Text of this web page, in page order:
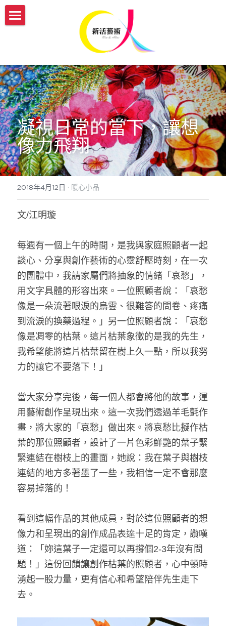
新活團隊介紹
傳承藝術服務方案
生命故事書
【機構據點】延緩模組與藝術輔療課程
【個人】藝術輔療團體課
【個人】到府藝術輔療
【政府企業】手作舒壓課程
【政府企業】工作坊
藝術輔療師介紹
開課與活動
【實體】傳承藝術帶領者培訓班
【線上】熟齡活動帶領師資培訓
【實體/線上】藝術輔療課程、生命故事書
年度開課一覽表
參與志工服務
媒體報導
新活部落格
ESG/CSR 企業服務
english
會員登入
色彩動物祝福卡
數位祝福轉盤
搜索
凝視日常的當下，讓想
像力飛翔
2018年4月12日 · 暖心小品
文/江明璇
每週有一個上午的時間，是我與家庭照顧者一起
談心、分享與創作藝術的心靈舒壓時刻，在一次
的團體中，我請家屬們將抽象的情緒「哀愁」，
用文字具體的形容出來。一位照顧者說：「哀愁
像是一朵流著眼淚的烏雲、很難答的問卷、疼痛
到流淚的換藥過程。」另一位照顧者說：「哀愁
像是凋零的枯葉。這片枯葉象徵的是我的先生，
我希望能將這片枯葉留在樹上久一點，所以我努
力的讓它不要落下！」
當大家分享完後，每一個人都會將他的故事，運
用藝術創作呈現出來。這一次我們透過羊毛氈作
畫，將大家的「哀愁」做出來。將哀愁比擬作枯
葉的那位照顧者，設計了一片色彩鮮艷的葉子緊
緊連結在樹枝上的畫面，她說：我在葉子與樹枝
連結的地方多著墨了一些，我相信一定不會那麼
容易掉落的！
看到這幅作品的其他成員，對於這位照顧者的想
像力和呈現出的創作成品表達十足的肯定，讚嘆
道：「妳這葉子一定還可以再撐個2-3年沒有問
題！」這份回饋讓創作枯葉的照顧者，心中頓時
湧起一股力量，更有信心和希望陪伴先生走下
去。